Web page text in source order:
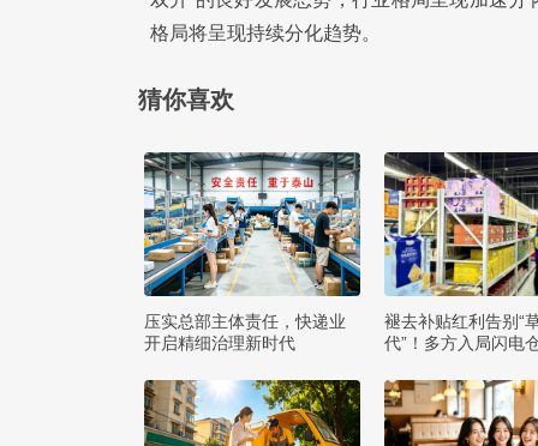
格局将呈现持续分化趋势。
猜你喜欢
压实总部主体责任，快递业
开启精细治理新时代
褪去补贴红利告别“
代”！多方入局闪电